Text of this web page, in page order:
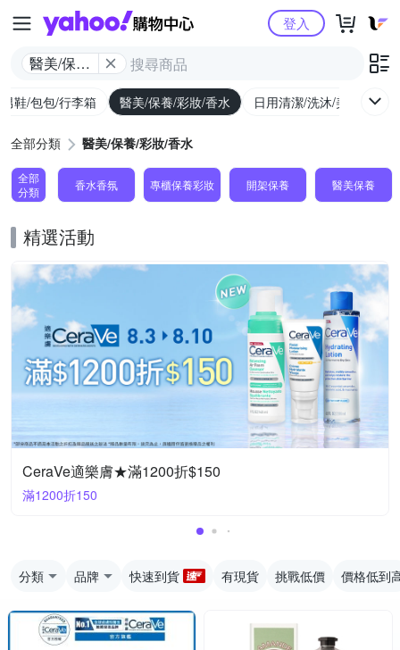
Yahoo購物中心
醫美/保養/
登入
鞋/包包/行李箱 醫美/保養/彩妝/香水 日用清潔/洗沐/美髮
全部分類 醫美/保養/彩妝/香水
全部
分類
香水香氛 專櫃保養彩妝 開架保養 醫美保養
精選活動
CeraVe適樂膚★滿1200折$150
滿1200折150
分類 品牌 快速到貨 有現貨 挑戰低價 價格低到